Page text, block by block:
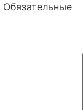
Обязательные